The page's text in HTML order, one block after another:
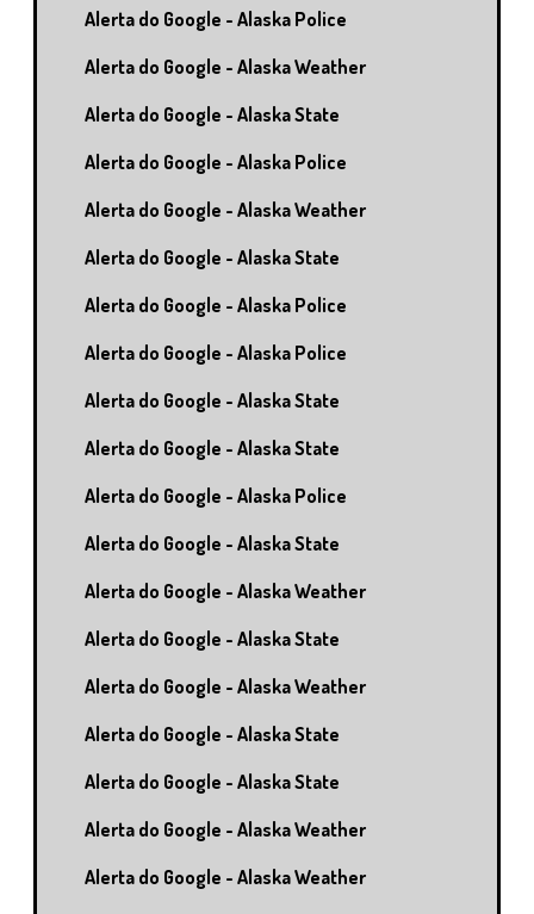
Alerta do Google - Alaska Police
Alerta do Google - Alaska Weather
Alerta do Google - Alaska State
Alerta do Google - Alaska Police
Alerta do Google - Alaska Weather
Alerta do Google - Alaska State
Alerta do Google - Alaska Police
Alerta do Google - Alaska Police
Alerta do Google - Alaska State
Alerta do Google - Alaska State
Alerta do Google - Alaska Police
Alerta do Google - Alaska State
Alerta do Google - Alaska Weather
Alerta do Google - Alaska State
Alerta do Google - Alaska Weather
Alerta do Google - Alaska State
Alerta do Google - Alaska State
Alerta do Google - Alaska Weather
Alerta do Google - Alaska Weather